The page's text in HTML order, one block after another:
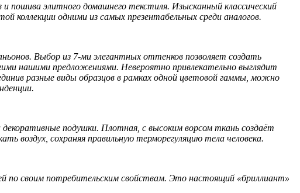
пошива элитного домашнего текстиля. Изысканный классический
одними из самых презентабельных среди аналогов.
Выбор из 7-ми элегантных оттенков позволяет создать
нашими предложениями. Невероятно привлекательно выглядит
разные виды образцов в рамках одной цветовой гаммы, можно
подушки. Плотная, с высоким ворсом ткань создаёт
воздух, сохраняя правильную терморегуляцию тела человека.
по своим потребительским свойствам. Это настоящий «бриллиант»